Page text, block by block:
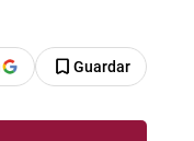
Guardar